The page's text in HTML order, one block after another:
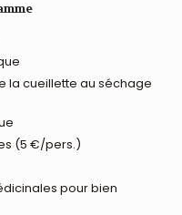
la cueillette au séchage
(5 €/pers.)
pour bien